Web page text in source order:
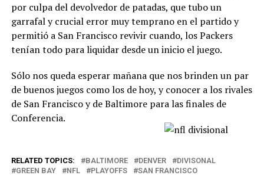
por culpa del devolvedor de patadas, que tubo un
garrafal y crucial error muy temprano en el partido y
permitió a San Francisco revivir cuando, los Packers
tenían todo para liquidar desde un inicio el juego.
Sólo nos queda esperar mañana que nos brinden un par
de buenos juegos como los de hoy, y conocer a los rivales
de San Francisco y de Baltimore para las finales de
Conferencia.
RELATED TOPICS: BALTIMORE DENVER
DIVISONAL
GREEN BAY
NFL PLAYOFFS SAN FRANCISCO